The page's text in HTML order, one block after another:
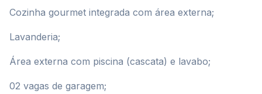
Cozinha gourmet integrada com área externa;
Lavanderia;
Área externa com piscina (cascata) e lavabo;
02 vagas de garagem;